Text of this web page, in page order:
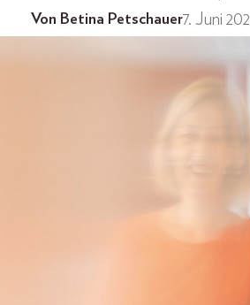
Von Betina Petschauer7. Juni